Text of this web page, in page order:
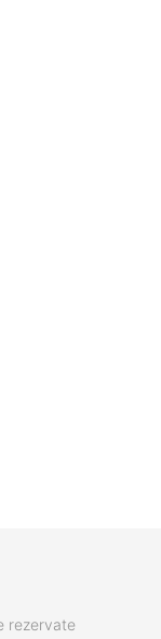
rezervate